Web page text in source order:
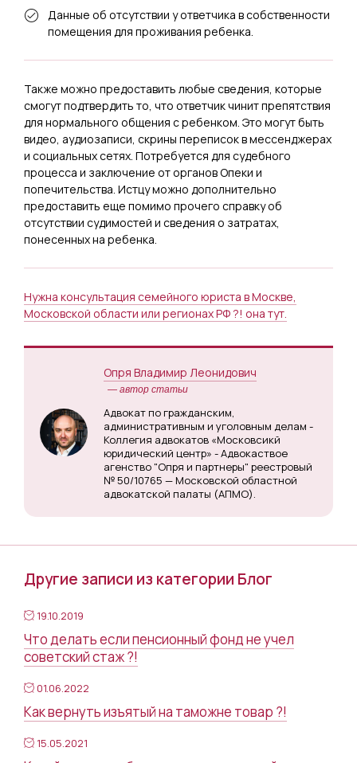
Данные об отсутствии у ответчика в собственности
помещения для проживания ребенка.
Также можно предоставить любые сведения, которые
смогут подтвердить то, что ответчик чинит препятствия
для нормального общения с ребенком. Это могут быть
видео, аудиозаписи, скрины переписок в мессенджерах
и социальных сетях. Потребуется для судебного
процесса и заключение от органов Опеки и
попечительства. Истцу можно дополнительно
предоставить еще помимо прочего справку об
отсутствии судимостей и сведения о затратах,
понесенных на ребенка.
Нужна консультация семейного юриста в Москве,
Московской области или регионах РФ ?! она тут.
Опря Владимир Леонидович
— автор статьи
Адвокат по гражданским,
административным и уголовным делам -
Коллегия адвокатов «Московсикй
юридический центр» - Адвокаствое
агенство "Опря и партнеры" реестровый
№ 50/10765 — Московской областной
адвокатской палаты (АПМО).
Другие записи из категории Блог
19.10.2019
Что делать если пенсионный фонд не учел
советский стаж ?!
01.06.2022
Как вернуть изъятый на таможне товар ?!
15.05.2021